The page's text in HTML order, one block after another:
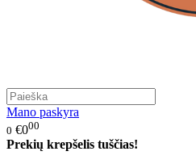
Mano paskyra
0 €000
Prekių krepšelis tuščias!